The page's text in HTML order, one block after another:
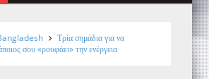
Τρία σημάδια για να
σου «ρουφάει» την ενέργεια